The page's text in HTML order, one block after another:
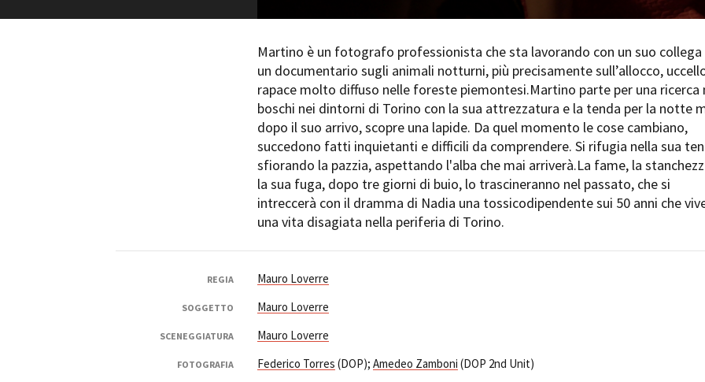
Sala Casting
FILM FUNDS
Piemonte Film Tv Fund
Piemonte Film Tv Development Fund
Piemonte Doc Film Fund
Short Film Fund
Anteprime in Piemonte
TFI Torino Film Industry - Production
Days
Avenue Cove - Erasmus +
Guarda che storia!
La Grazia - Immagini e location della
Torino di Paolo Sorrentino
Open Day
Ciak in TOur!
Lavora
Stage -
Elenco
Amministrazione trasparente
Martino è un fotografo professionista che sta lavorando con un suo collega
un documentario sugli animali notturni, più precisamente sull’allocco,
rapace molto diffuso nelle foreste piemontesi.Martino parte per una ricerca
boschi nei dintorni di Torino con la sua attrezzatura e la tenda per la notte
dopo il suo arrivo, scopre una lapide. Da quel momento le cose cambiano,
succedono fatti inquietanti e difficili da comprendere. Si rifugia nella sua
sfiorando la pazzia, aspettando l'alba che mai arriverà.La fame, la
la sua fuga, dopo tre giorni di buio, lo trascineranno nel passato, che si
intreccerà con il dramma di Nadia una tossicodipendente sui 50 anni che
una vita disagiata nella periferia di Torino.
REGIA Mauro Loverre
SOGGETTO Mauro Loverre
SCENEGGIATURA Mauro Loverre
FOTOGRAFIA Federico Torres (DOP); Amedeo Zamboni (DOP 2nd Unit)